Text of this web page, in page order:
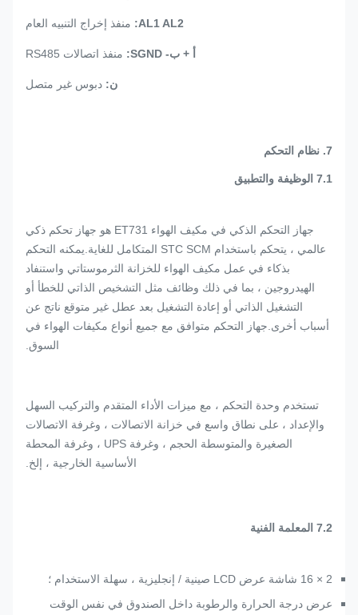
AL1 AL2: منفذ إخراج التنبيه العام
أ + ب- SGND: منفذ اتصالات RS485
ن: دبوس غير متصل
7. نظام التحكم
7.1 الوظيفة والتطبيق
جهاز التحكم الذكي في مكيف الهواء ET731 هو جهاز تحكم ذكي
عالمي ، يتحكم باستخدام STC SCM المتكامل للغاية.يمكنه التحكم
بذكاء في عمل مكيف الهواء للخزانة الثرموستاتي واستنفاد
الهيدروجين ، بما في ذلك وظائف مثل التشخيص الذاتي للخطأ أو
التشغيل الذاتي أو إعادة التشغيل بعد عطل غير متوقع ناتج عن
أسباب أخرى.جهاز التحكم متوافق مع جميع أنواع مكيفات الهواء في
السوق.
تستخدم وحدة التحكم ، مع ميزات الأداء المتقدم والتركيب السهل
والإعداد ، على نطاق واسع في خزانة الاتصالات ، وغرفة الاتصالات
الصغيرة والمتوسطة الحجم ، وغرفة UPS ، وغرفة المحطة
الأساسية الخارجية ، إلخ.
7.2 المعلمة الفنية
2 × 16 شاشة عرض LCD صينية / إنجليزية ، سهلة الاستخدام ؛
عرض درجة الحرارة والرطوبة داخل الصندوق في نفس الوقت